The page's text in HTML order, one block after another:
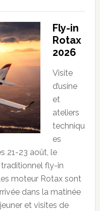
Fly-in
Rotax
2026
Visite
d’usine
et
ateliers
techniqu
es
21-23 août, le
fly-in
moteur Rotax sont
dans la matinée
et visites de